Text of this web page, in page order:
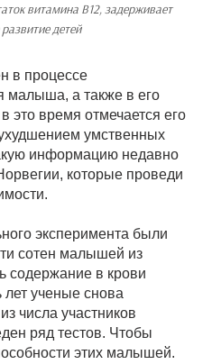
витамина В12, задерживает
детей
в процессе
малыша, а также в его
это время отмечается его
умственных
информацию недавно
которые проведи
эксперимента были
сотен малышей из
содержание в крови
лет ученые снова
числа участников
ряд тестов. Чтобы
этих малышей.